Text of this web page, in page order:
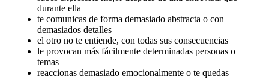
durante ella
te comunicas de forma demasiado abstracta o con
demasiados detalles
el otro no te entiende, con todas sus consecuencias
le provocan más fácilmente determinadas personas o
temas
reaccionas demasiado emocionalmente o te quedas